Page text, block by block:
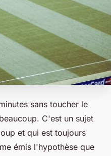
sans toucher le
C'est un sujet
et qui est toujours
émis l'hypothèse que